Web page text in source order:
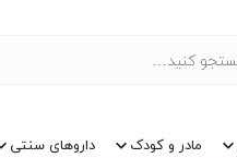
مادر و کودک داروهای سنتی